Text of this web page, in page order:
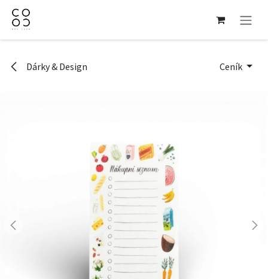
Přejít na obsah
Dárky & Design Ceník